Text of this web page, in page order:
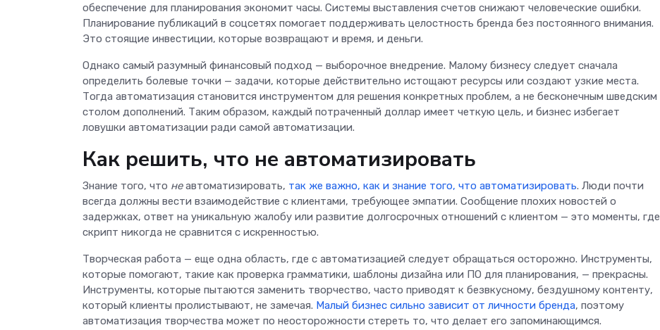
обеспечение для планирования экономит часы. Системы выставления счетов снижают человеческие ошибки.
Планирование публикаций в соцсетях помогает поддерживать целостность бренда без постоянного внимания.
Это стоящие инвестиции, которые возвращают и время, и деньги.
Однако самый разумный финансовый подход — выборочное внедрение. Малому бизнесу следует сначала
определить болевые точки — задачи, которые действительно истощают ресурсы или создают узкие места.
Тогда автоматизация становится инструментом для решения конкретных проблем, а не бесконечным шведским
столом дополнений. Таким образом, каждый потраченный доллар имеет четкую цель, и бизнес избегает
ловушки автоматизации ради самой автоматизации.
Как решить, что не автоматизировать
Знание того, что неавтоматизировать, так же важно, как и знание того, что автоматизировать. Люди почти
всегда должны вести взаимодействие с клиентами, требующее эмпатии. Сообщение плохих новостей о
задержках, ответ на уникальную жалобу или развитие долгосрочных отношений с клиентом — это моменты, где
скрипт никогда не сравнится с искренностью.
Творческая работа — еще одна область, где с автоматизацией следует обращаться осторожно. Инструменты,
которые помогают, такие как проверка грамматики, шаблоны дизайна или ПО для планирования, — прекрасны.
Инструменты, которые пытаются заменить творчество, часто приводят к безвкусному, бездушному контенту,
который клиенты пролистывают, не замечая. Малый бизнес сильно зависит от личности бренда, поэтому
автоматизация творчества может по неосторожности стереть то, что делает его запоминающимся.